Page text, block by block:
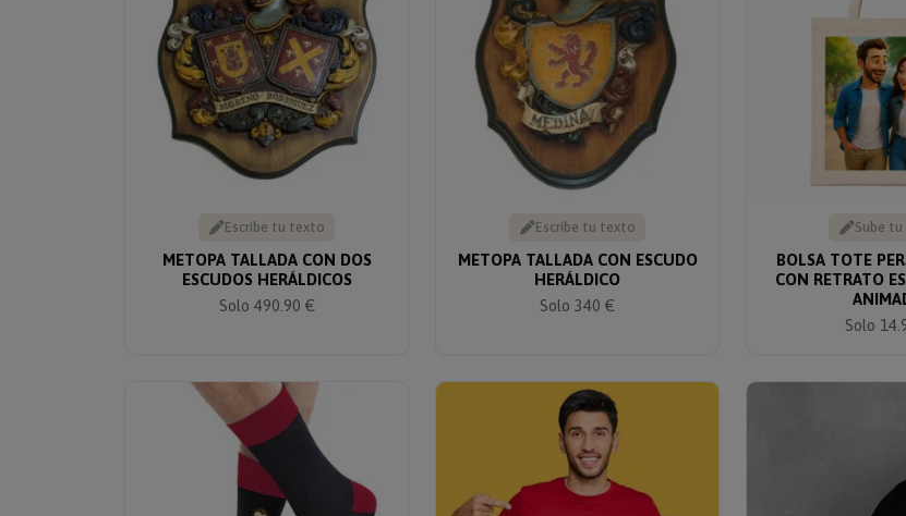
Escribe tu texto
METOPA TALLADA CON DOS
ESCUDOS HERÁLDICOS
Solo 490.90 €
Escribe tu texto
METOPA TALLADA CON ESCUDO
HERÁLDICO
Solo 340 €
Sube
BOLSA TOTE
CON RETRATO
Solo